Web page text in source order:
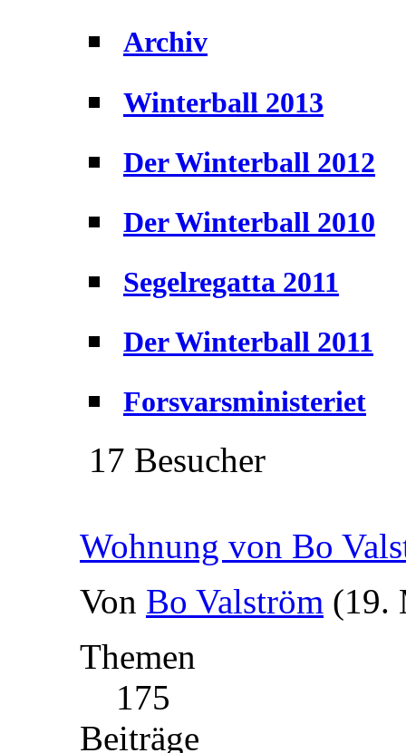
Archiv
Winterball 2013
Der Winterball 2012
Der Winterball 2010
Segelregatta 2011
Der Winterball 2011
Forsvarsministeriet
17 Besucher
Wohnung von Bo
Von Bo Valström (19.
Themen
175
Beiträge